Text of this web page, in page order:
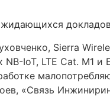
Sierra
NB-IoT, LTE Cat. M1 и
«Связь